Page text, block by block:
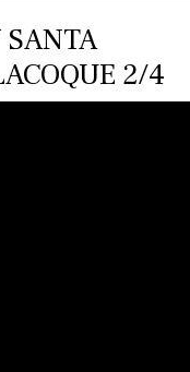
SANTA
2/4